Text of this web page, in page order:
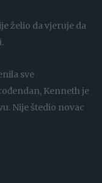
želio da vjeruje da
sve
Kenneth je
Nije štedio novac